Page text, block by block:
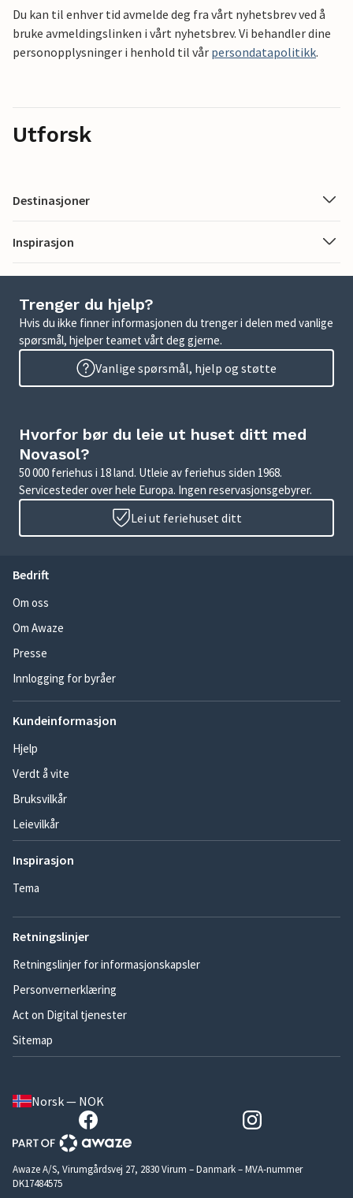
Du kan til enhver tid avmelde deg fra vårt nyhetsbrev ved å
bruke avmeldingslinken i vårt nyhetsbrev. Vi behandler dine
personopplysninger i henhold til vår persondatapolitikk.
Utforsk
Destinasjoner
Inspirasjon
Trenger du hjelp?
Hvis du ikke finner informasjonen du trenger i delen med vanlige
spørsmål, hjelper teamet vårt deg gjerne.
Vanlige spørsmål, hjelp og støtte
Hvorfor bør du leie ut huset ditt med
Novasol?
50 000 feriehus i 18 land. Utleie av feriehus siden 1968.
Servicesteder over hele Europa. Ingen reservasjonsgebyrer.
Lei ut feriehuset ditt
Bedrift
Om oss
Om Awaze
Presse
Innlogging for byråer
Kundeinformasjon
Hjelp
Verdt å vite
Bruksvilkår
Leievilkår
Inspirasjon
Tema
Retningslinjer
Retningslinjer for informasjonskapsler
Personvernerklæring
Act on Digital tjenester
Sitemap
Norsk — NOK
Awaze A/S, Virumgårdsvej 27, 2830 Virum – Danmark – MVA-nummer
DK17484575